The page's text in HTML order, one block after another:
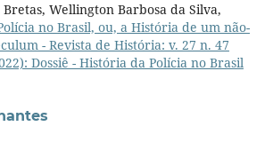
Wellington Barbosa da Silva,
no Brasil, ou, a História de um não-
- Revista de História: v. 27 n. 47
Dossiê - História da Polícia no Brasil